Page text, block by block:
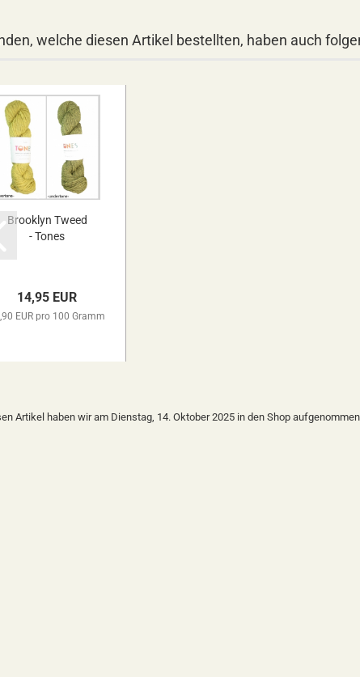
welche diesen Artikel bestellten, haben auch
Brooklyn Tweed
- Tones
14,95 EUR
EUR pro 100 Gramm
Artikel haben wir am Dienstag, 14. Oktober 2025 in den Shop